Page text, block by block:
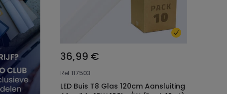
36,99 €
Ref117503
LED Buis T8 Glas 120cm Aansluiting